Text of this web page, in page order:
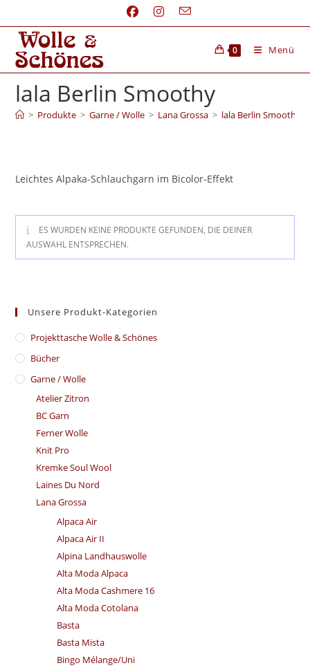
0 Menü
lala Berlin Smoothy
> Produkte > Garne / Wolle > Lana Grossa > lala Berlin Smoothy
Leichtes Alpaka-Schlauchgarn im Bicolor-Effekt
ES WURDEN KEINE PRODUKTE GEFUNDEN, DIE DEINER
AUSWAHL ENTSPRECHEN.
Unsere Produkt-Kategorien
​Projekttasche Wolle & Schönes
Bücher
Garne / Wolle
Atelier Zitron
BC Garn
Ferner Wolle
Knit Pro
Kremke Soul Wool
Laines Du Nord
Lana Grossa
Alpaca Air
Alpaca Air II
Alpina Landhauswolle
Alta Moda Alpaca
Alta Moda Cashmere 16
Alta Moda Cotolana
Basta
Basta Mista
Bingo Mélange/​Uni